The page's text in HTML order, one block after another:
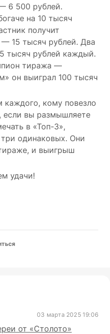
6 500 рублей.
на 10 тысяч
получит
15 тысяч рублей. Два
тысяч рублей каждый.
тиража —
он выиграл 100 тысяч
кому повезло
если вы размышляете
в «Топ-3»,
одинаковых. Они
и выигрыш
удачи!
03 марта 2025 19:06
от «Столото»